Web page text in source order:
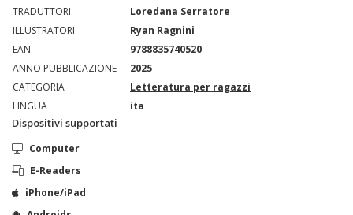
TRADUTTORI
Loredana Serratore
ILLUSTRATORI
Ryan Ragnini
EAN
9788835740520
ANNO PUBBLICAZIONE
2025
CATEGORIA
Letteratura per ragazzi
LINGUA
ita
Dispositivi supportati
Computer
E-Readers
iPhone/iPad